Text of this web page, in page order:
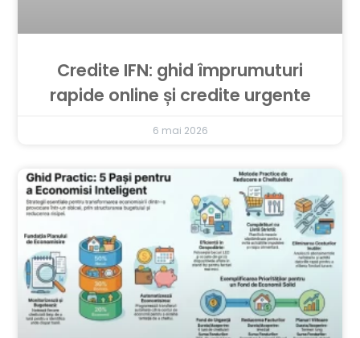
Credite IFN: ghid împrumuturi
rapide online și credite urgente
6 mai 2026